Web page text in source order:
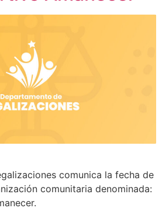
comunica la fecha de
comunitaria denominada: